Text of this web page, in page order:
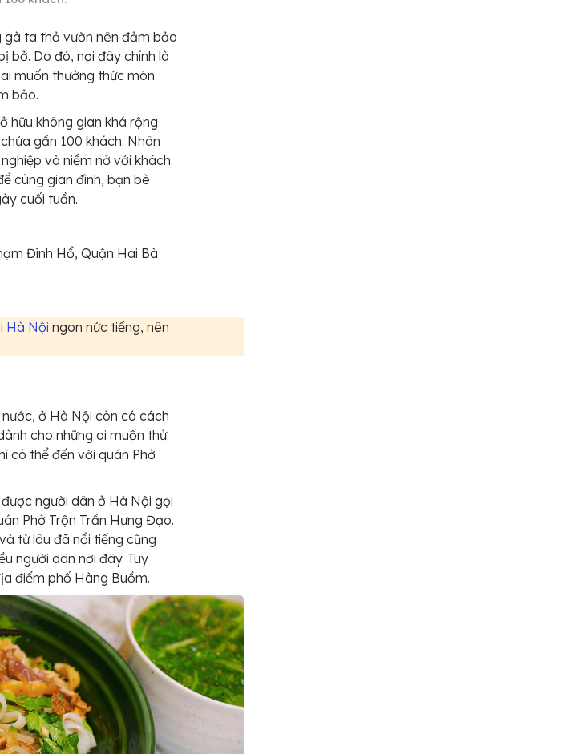
gà ta thả vườn nên đảm bảo
bở. Do đó, nơi đây chính là
muốn thưởng thức món
bảo.
hữu không gian khá rộng
gần 100 khách. Nhân
và niềm nở với khách.
cùng gian đình, bạn bè
cuối tuần.
Đình Hổ, Quận Hai Bà
Hà Nội ngon nức tiếng, nên
ở Hà Nội còn có cách
cho những ai muốn thử
có thể đến với quán Phở
người dân ở Hà Nội gọi
Phở Trộn Trần Hưng Đạo.
từ lâu đã nổi tiếng cũng
người dân nơi đây. Tuy
điểm phố Hàng Buồm.